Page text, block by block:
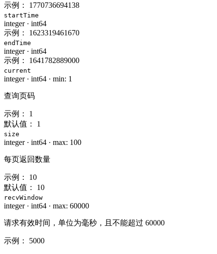
示例： 1770736694138
startTime
integer· int64
示例：
1623319461670
endTime
integer· int64
示例：
1641782889000
current
integer· int64 · min: 1
查询页码
示例：
1
默认值：
1
size
integer· int64 · max: 100
每页返回数量
示例：
10
默认值：
10
recvWindow
integer· int64 · max: 60000
请求有效时间，单位为毫秒，且不能超过 60000
示例： 5000